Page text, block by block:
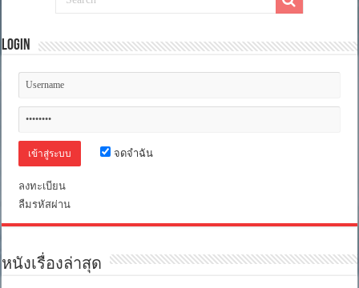
ใน
ไทย
5.1+อังกฤษ
[ซับ
[Netflix
(web-
dl)]
Login
จดจำฉัน
ลงทะเบียน
ลืมรหัสผ่าน
หนังเรื่องล่าสุด